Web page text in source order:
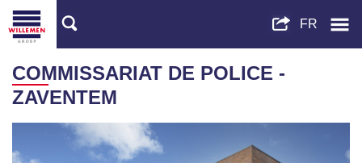
COMMISSARIAT DE POLICE -
ZAVENTEM